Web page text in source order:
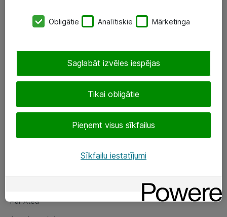
SIA „ATEA”
eShop@atea.lv
Sekojiet mums
Par Atea
Par Atea
Obligātie Analītiskie Mārketinga
Tikai obligātie
Pieņemt visus sīkfailus
Saglabāt izvēles iespējas
Sīkfailu iestatījumi